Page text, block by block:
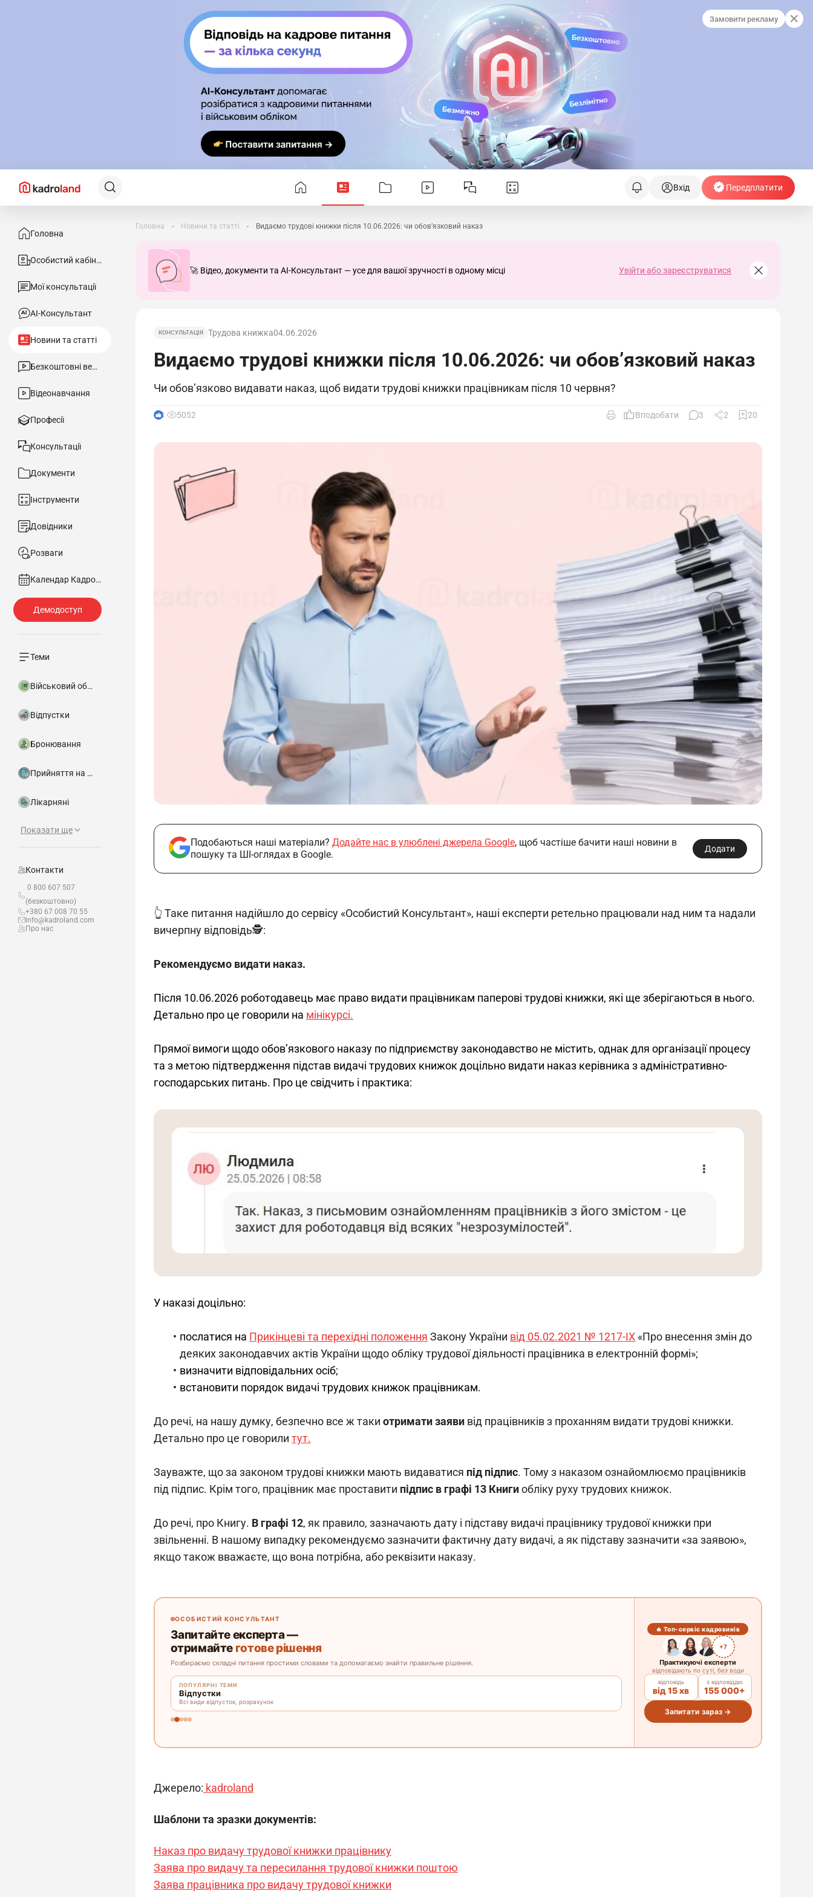
Замовити рекламу
Вхід Передплатити
Головна
Особистий кабінет
Мої консультації
АІ-Консультант
Новини та статті
Безкоштовні вебінари
Відеонавчання
Професії
Консультації
Документи
Інструменти
Довідники
Розваги
Календар Кадровика
Теми
Військовий облік
Відпустки
Бронювання
Прийняття на роботу
Лікарняні
Показати ще
Контакти
0 800 607 507
(безкоштовно)
+380 67 008 70 55
info@kadroland.com
Про нас
Головна Новини та статті Видаємо трудові книжки після 10.06.2026: чи обов’язковий наказ
🚀 Відео, документи та AI-Консультант — усе для вашої зручності в одному місці Увійти або зареєструватися
КОНСУЛЬТАЦІЯ Трудова книжка04.06.2026
Видаємо трудові книжки після 10.06.2026: чи обов’язковий наказ
Чи обов’язково видавати наказ, щоб видати трудові книжки працівникам після 10 червня?
4 5052 Вподобати 3 2 20
Подобаються наші матеріали? Додайте нас в улюблені джерела Google, щоб частіше бачити наші новини в
пошуку та ШІ-оглядах в Google.
Додати
👆 Таке питання надійшло до сервісу «Особистий Консультант», наші експерти ретельно працювали над ним та надали
вичерпну відповідь🕵️:
Рекомендуємо видати наказ.
Після 10.06.2026 роботодавець має право видати працівникам паперові трудові книжки, які ще зберігаються в нього.
Детально про це говорили на мінікурсі.
Прямої вимоги щодо обов’язкового наказу по підприємству законодавство не містить, однак для організації процесу
та з метою підтвердження підстав видачі трудових книжок доцільно видати наказ керівника з адміністративно-
господарських питань. Про це свідчить і практика:
У наказі доцільно:
послатися на Прикінцеві та перехідні положення Закону України від 05.02.2021 № 1217-IX «Про внесення змін до
деяких законодавчих актів України щодо обліку трудової діяльності працівника в електронній формі»;
визначити відповідальних осіб;
встановити порядок видачі трудових книжок працівникам.
До речі, на нашу думку, безпечно все ж таки отримати заяви від працівників з проханням видати трудові книжки.
Детально про це говорили тут.
Зауважте, що за законом трудові книжки мають видаватися під підпис. Тому з наказом ознайомлюємо працівників
під підпис. Крім того, працівник має проставити підпис в графі 13 Книги обліку руху трудових книжок.
До речі, про Книгу. В графі 12, як правило, зазначають дату і підставу видачі працівнику трудової книжки при
звільненні. В нашому випадку рекомендуємо зазначити фактичну дату видачі, а як підставу зазначити «за заявою»,
якщо також вважаєте, що вона потрібна, або реквізити наказу.
Джерело: kadroland
Шаблони та зразки документів:
Наказ про видачу трудової книжки працівнику
Заява про видачу та пересилання трудової книжки поштою
Заява працівника про видачу трудової книжки